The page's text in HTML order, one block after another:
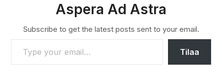
Aspera Ad Astra
Subscribe to get the latest posts sent to your email.
TYPE YOUR EMAIL…
Tilaa